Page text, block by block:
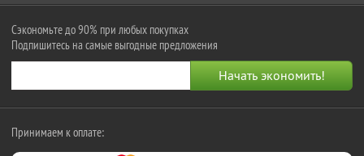
Сэкономьте до 90% при любых покупках
Подпишитесь на самые выгодные предложения
Принимаем к оплате: